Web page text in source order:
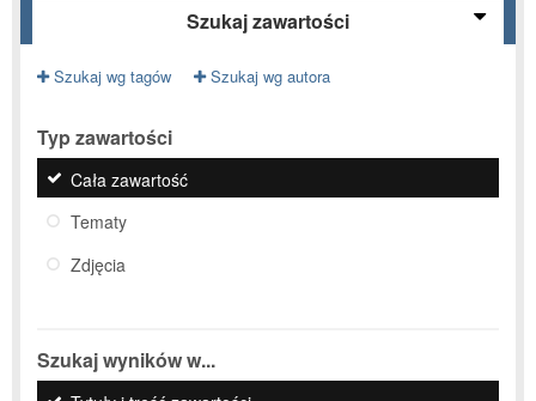
Szukaj zawartości
Szukaj wg tagów Szukaj wg autora
Typ zawartości
Cała zawartość
Tematy
Zdjęcia
Szukaj wyników w...